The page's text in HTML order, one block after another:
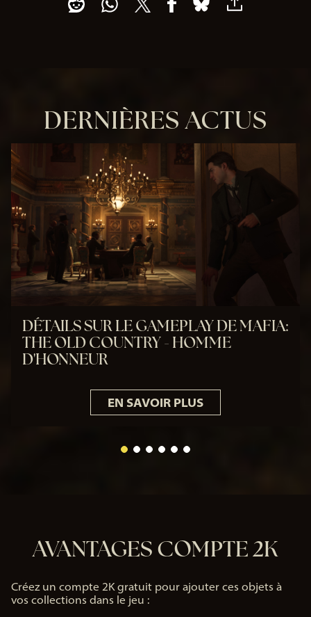
DERNIÈRES ACTUS
DÉTAILS SUR LE GAMEPLAY DE MAFIA:
THE OLD COUNTRY - HOMME
D'HONNEUR
EN SAVOIR PLUS
AVANTAGES COMPTE 2K
Créez un compte 2K gratuit pour ajouter ces objets à
vos collections dans le jeu :